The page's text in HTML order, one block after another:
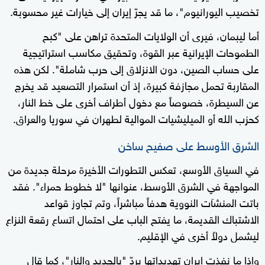
تخصيب اليورانيوم"، ما قد يجرّ إيران إلى خيارات غير محسوبة.
أما ليبمان، فيرى أن الولايات المتحدة تراهن على "كبح
الطموحات الإيرانية عبر القوة، وتحقيق مكاسب استراتيجية
على حساب الصين، دون الانزلاق إلى حرب شاملة". لكن هذه
المقاربة تحمل مجازفة كبيرة، إذ أن استمرار التصعيد قد يخرج
عن السيطرة، خصوصاً مع دخول أطراف أخرى على خط النار،
كحزب الله أو الميليشيات الموالية لطهران في سوريا والعراق.
الشرق الأوسط على صفيح ساخن
في السياق الأوسع، تعكس التطورات الأخيرة مرحلة جديدة من
المواجهة في الشرق الأوسط، عنوانها "لا خطوط حمراء". فقد
باتت المنشآت النووية هدفاً مباشراً، وتم تجاوز قواعد
الاشتباك القديمة، ما يفتح الباب على احتمال اتساع رقعة النزاع
ليشمل دولاً أخرى في الإقليم.
وإذا ما نفذت إيران تهديداتها بردّ "بالحديد والنار"، كما قال